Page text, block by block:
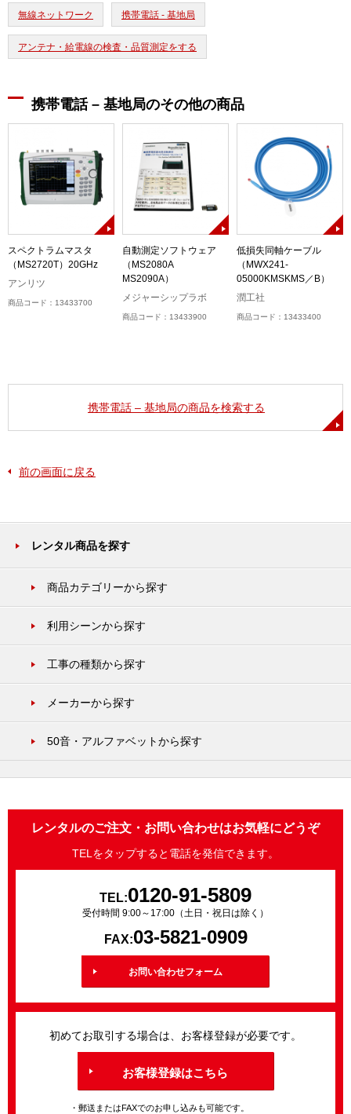
無線ネットワーク 携帯電話 - 基地局
アンテナ・給電線の検査・品質測定をする
携帯電話 – 基地局のその他の商品
スペクトラムマスタ
（MS2720T）20GHz
アンリツ
商品コード：13433700
自動測定ソフトウェア
（MS2080A
MS2090A）
メジャーシップラボ
商品コード：13433900
低損失同軸ケーブル
（MWX241-
05000KMSKMS／B）
潤工社
商品コード：13433400
携帯電話 – 基地局の商品を検索する
前の画面に戻る
レンタル商品を探す
商品カテゴリーから探す
利用シーンから探す
工事の種類から探す
メーカーから探す
50音・アルファベットから探す
レンタルのご注文・お問い合わせはお気軽にどうぞ
TELをタップすると電話を発信できます。
TEL:0120-91-5809
受付時間 9:00～17:00（土日・祝日は除く）
FAX:03-5821-0909
お問い合わせフォーム
初めてお取引する場合は、お客様登録が必要です。
お客様登録はこちら
・郵送またはFAXでのお申し込みも可能です。